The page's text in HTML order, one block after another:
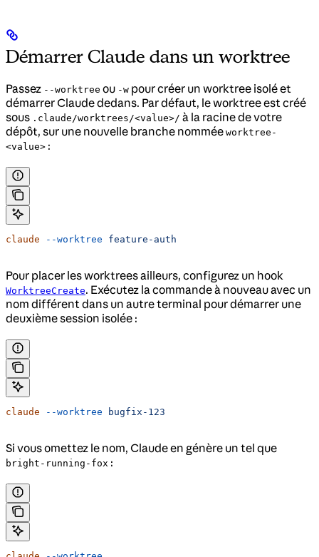
Démarrer Claude dans un worktree
Passez --worktree ou -w pour créer un worktree isolé et
démarrer Claude dedans. Par défaut, le worktree est créé
sous .claude/worktrees/<value>/ à la racine de votre
dépôt, sur une nouvelle branche nommée worktree-
<value> :
claude --worktree feature-auth
Pour placer les worktrees ailleurs, configurez un hook
WorktreeCreate. Exécutez la commande à nouveau avec un
nom différent dans un autre terminal pour démarrer une
deuxième session isolée :
claude --worktree bugfix-123
Si vous omettez le nom, Claude en génère un tel que
bright-running-fox :